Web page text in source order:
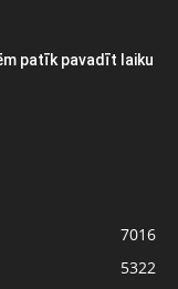
patīk pavadīt laiku
7016
5322